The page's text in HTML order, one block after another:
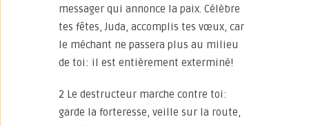
messager qui annonce la paix. Célèbre
tes fêtes, Juda, accomplis tes vœux, car
le méchant ne passera plus au milieu
de toi: il est entièrement exterminé!
2 Le destructeur marche contre toi:
garde la forteresse, veille sur la route,